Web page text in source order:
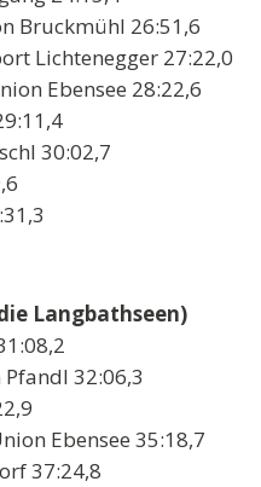
Bruckmühl 26:51,6
Lichtenegger 27:22,0
Ebensee 28:22,6
30:02,7
Langbathseen)
32:06,3
Ebensee 35:18,7
37:24,8